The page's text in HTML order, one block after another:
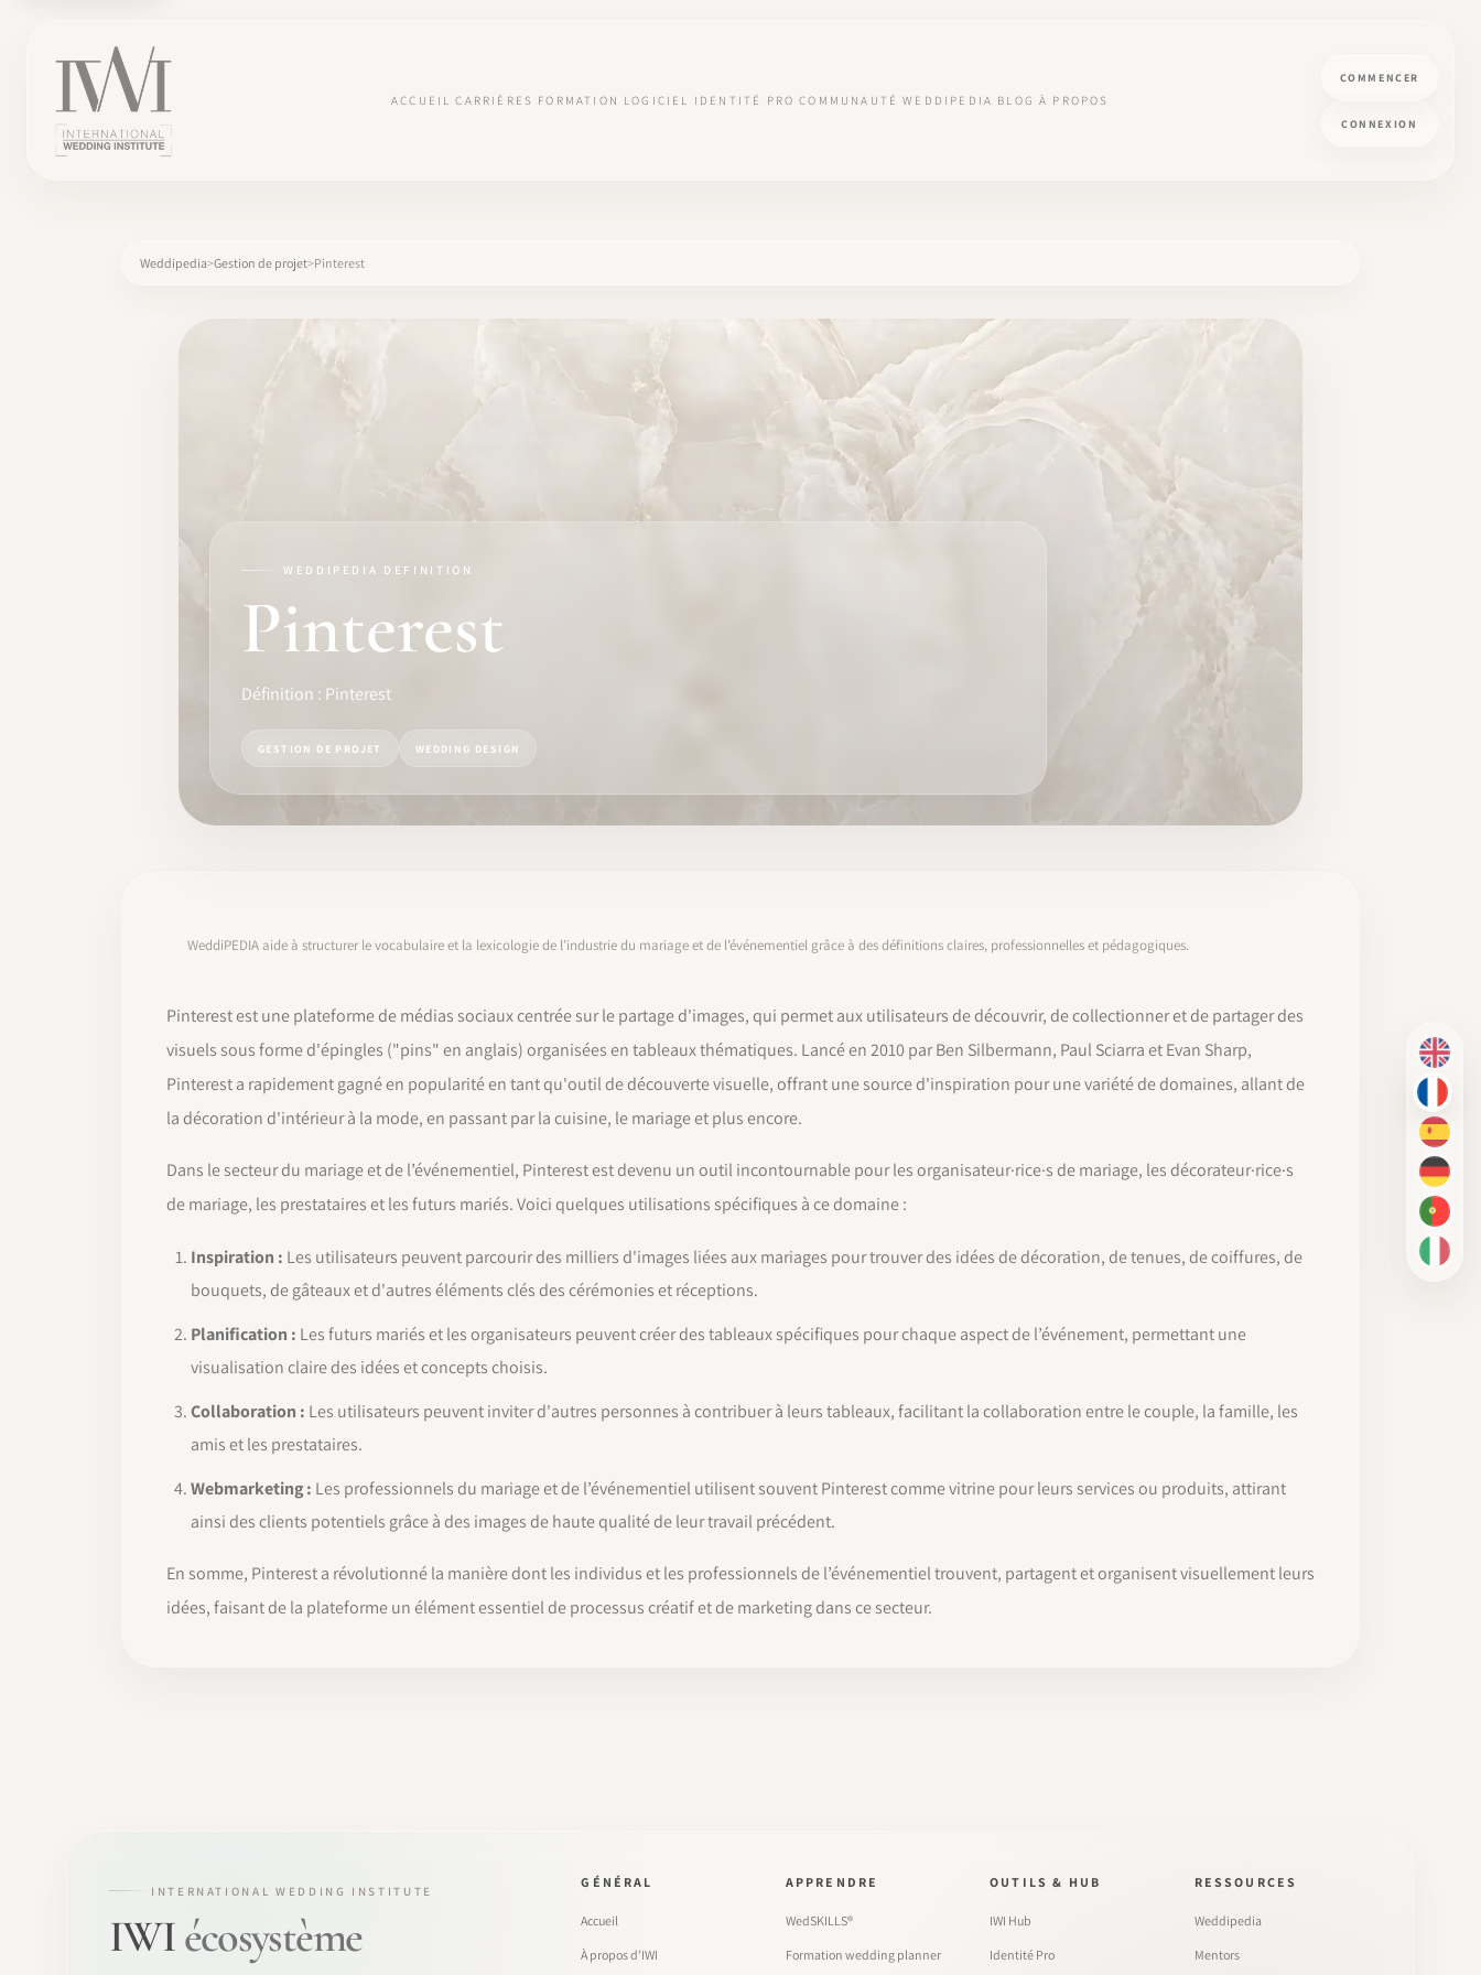
ACCUEIL CARRIÈRES FORMATION LOGICIEL IDENTITÉ PRO COMMUNAUTÉ WEDDIPEDIA BLOG À PROPOS
COMMENCER
CONNEXION
EN
FR
ES
DE
PT-BR
IT
Weddipedia Gestion de projet Pinterest
WEDDIPEDIA DEFINITION
Pinterest
Définition : Pinterest
GESTION DE PROJET WEDDING DESIGN
WeddiPEDIA aide à structurer le vocabulaire et la lexicologie de l’industrie du mariage et de l’événementiel grâce à des définitions claires, professionnelles et pédagogiques.
Pinterest est une plateforme de médias sociaux centrée sur le partage d'images, qui permet aux utilisateurs de découvrir, de collectionner et de partager des
visuels sous forme d'épingles ("pins" en anglais) organisées en tableaux thématiques. Lancé en 2010 par Ben Silbermann, Paul Sciarra et Evan Sharp,
Pinterest a rapidement gagné en popularité en tant qu'outil de découverte visuelle, offrant une source d'inspiration pour une variété de domaines, allant de
la décoration d'intérieur à la mode, en passant par la cuisine, le mariage et plus encore.
Dans le secteur du mariage et de l’événementiel, Pinterest est devenu un outil incontournable pour les organisateur·rice·s de mariage, les décorateur·rice·s
de mariage, les prestataires et les futurs mariés. Voici quelques utilisations spécifiques à ce domaine :
Inspiration : Les utilisateurs peuvent parcourir des milliers d'images liées aux mariages pour trouver des idées de décoration, de tenues, de coiffures, de
bouquets, de gâteaux et d'autres éléments clés des cérémonies et réceptions.
Planification : Les futurs mariés et les organisateurs peuvent créer des tableaux spécifiques pour chaque aspect de l’événement, permettant une
visualisation claire des idées et concepts choisis.
Collaboration : Les utilisateurs peuvent inviter d'autres personnes à contribuer à leurs tableaux, facilitant la collaboration entre le couple, la famille, les
amis et les prestataires.
Webmarketing : Les professionnels du mariage et de l’événementiel utilisent souvent Pinterest comme vitrine pour leurs services ou produits, attirant
ainsi des clients potentiels grâce à des images de haute qualité de leur travail précédent.
En somme, Pinterest a révolutionné la manière dont les individus et les professionnels de l’événementiel trouvent, partagent et organisent visuellement leurs
idées, faisant de la plateforme un élément essentiel de processus créatif et de marketing dans ce secteur.
INTERNATIONAL WEDDING INSTITUTE
IWIécosystème
GÉNÉRAL
Accueil
À propos d’IWI
APPRENDRE
WedSKILLS®
Formation wedding planner
OUTILS & HUB
IWI Hub
Identité Pro
RESSOURCES
Weddipedia
Mentors